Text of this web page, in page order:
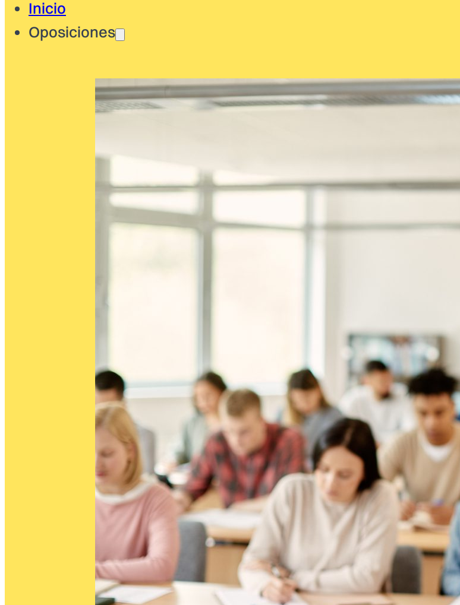
Inicio
Oposiciones